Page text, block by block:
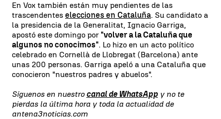
En Vox también están muy pendientes de las
trascendentes elecciones en Cataluña. Su candidato a
la presidencia de la Generalitat, Ignacio Garriga,
apostó este domingo por "volver a la Cataluña que
algunos no conocimos". Lo hizo en un acto político
celebrado en Cornellà de Llobregat (Barcelona) ante
unas 200 personas. Garriga apeló a una Cataluña que
conocieron "nuestros padres y abuelos".
Síguenos en nuestro canal de WhatsApp y no te
pierdas la última hora y toda la actualidad de
antena3noticias.com